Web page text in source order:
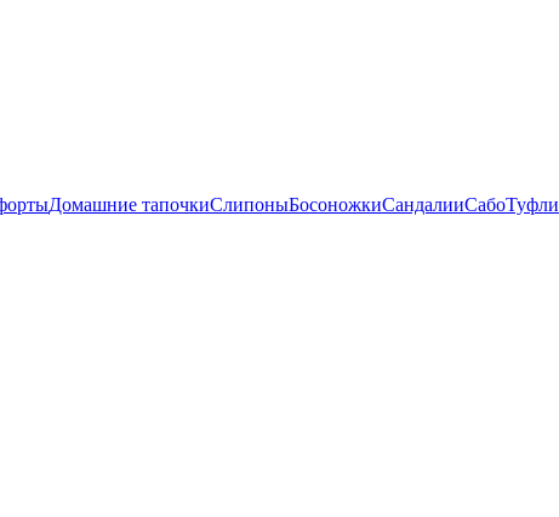
Домашние тапочкиСлипоныБосоножкиСандалииСабоТуфли